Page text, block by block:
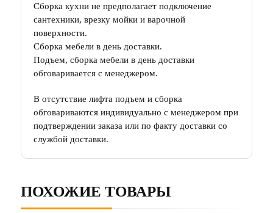
Сборка кухни не предполагает подключение
сантехники, врезку мойки и варочной
поверхности.
Сборка мебели в день доставки.
Подъем, сборка мебели в день доставки
обговаривается с менеджером.
В отсутствие лифта подъем и сборка
обговариваются индивидуально с менеджером при
подтверждении заказа или по факту доставки со
службой доставки.
ПОХОЖИЕ ТОВАРЫ